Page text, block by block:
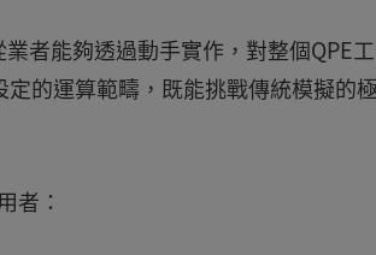
者能夠透過動手實作，對整個QPE
的運算範疇，既能挑戰傳統模擬的
者：